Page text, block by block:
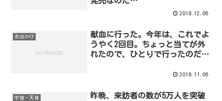
2018.12.06
お出かけ
献血に行った。今年は、これでよ
うやく2回目。ちょっと当てが外
れたので、ひとりで行ったのだ…
2018.11.06
宇宙・天体
昨晩、来訪者の数が5万人を突破